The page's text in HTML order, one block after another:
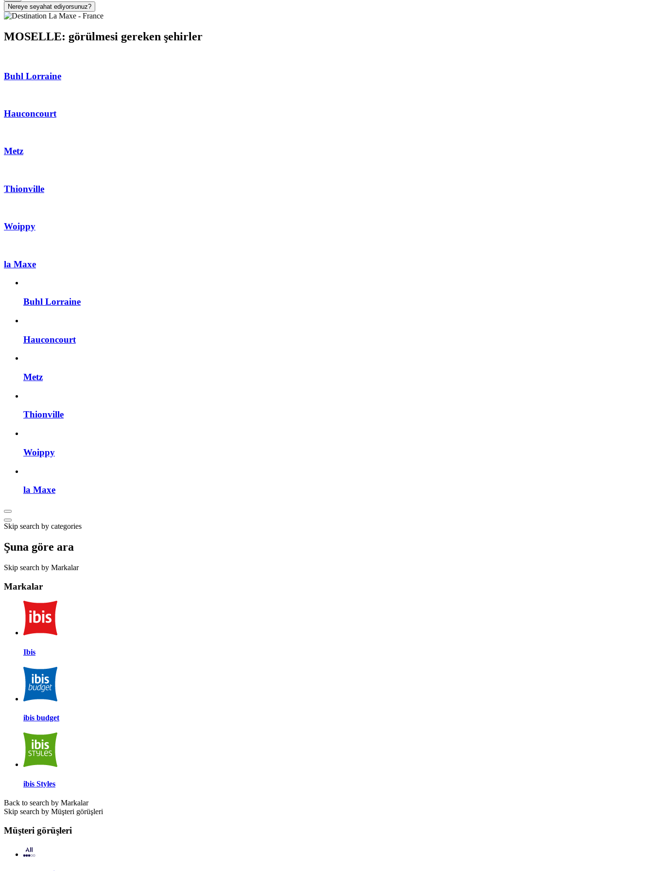
Nereye seyahat ediyorsunuz?
MOSELLE: görülmesi gereken şehirler
Buhl Lorraine
Hauconcourt
Metz
Thionville
Woippy
la Maxe
Buhl Lorraine
Hauconcourt
Metz
Thionville
Woippy
la Maxe
Skip search by categories
Şuna göre ara
Skip search by Markalar
Markalar
Ibis
ibis budget
ibis Styles
Back to search by Markalar
Skip search by Müşteri görüşleri
Müşteri görüşleri